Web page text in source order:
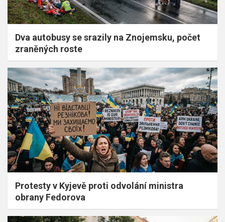
Dva autobusy se srazily na Znojemsku, počet
zraněných roste
Protesty v Kyjevě proti odvolání ministra
obrany Fedorova